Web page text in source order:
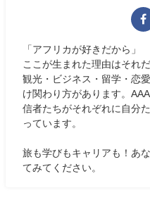
「アフリカが好きだから」
ここが生まれた理由はそれだ
観光・ビジネス・留学・恋
け関わり方があります。
信者たちがそれぞれに自分
っています。
旅も学びもキャリアも！あ
てみてください。